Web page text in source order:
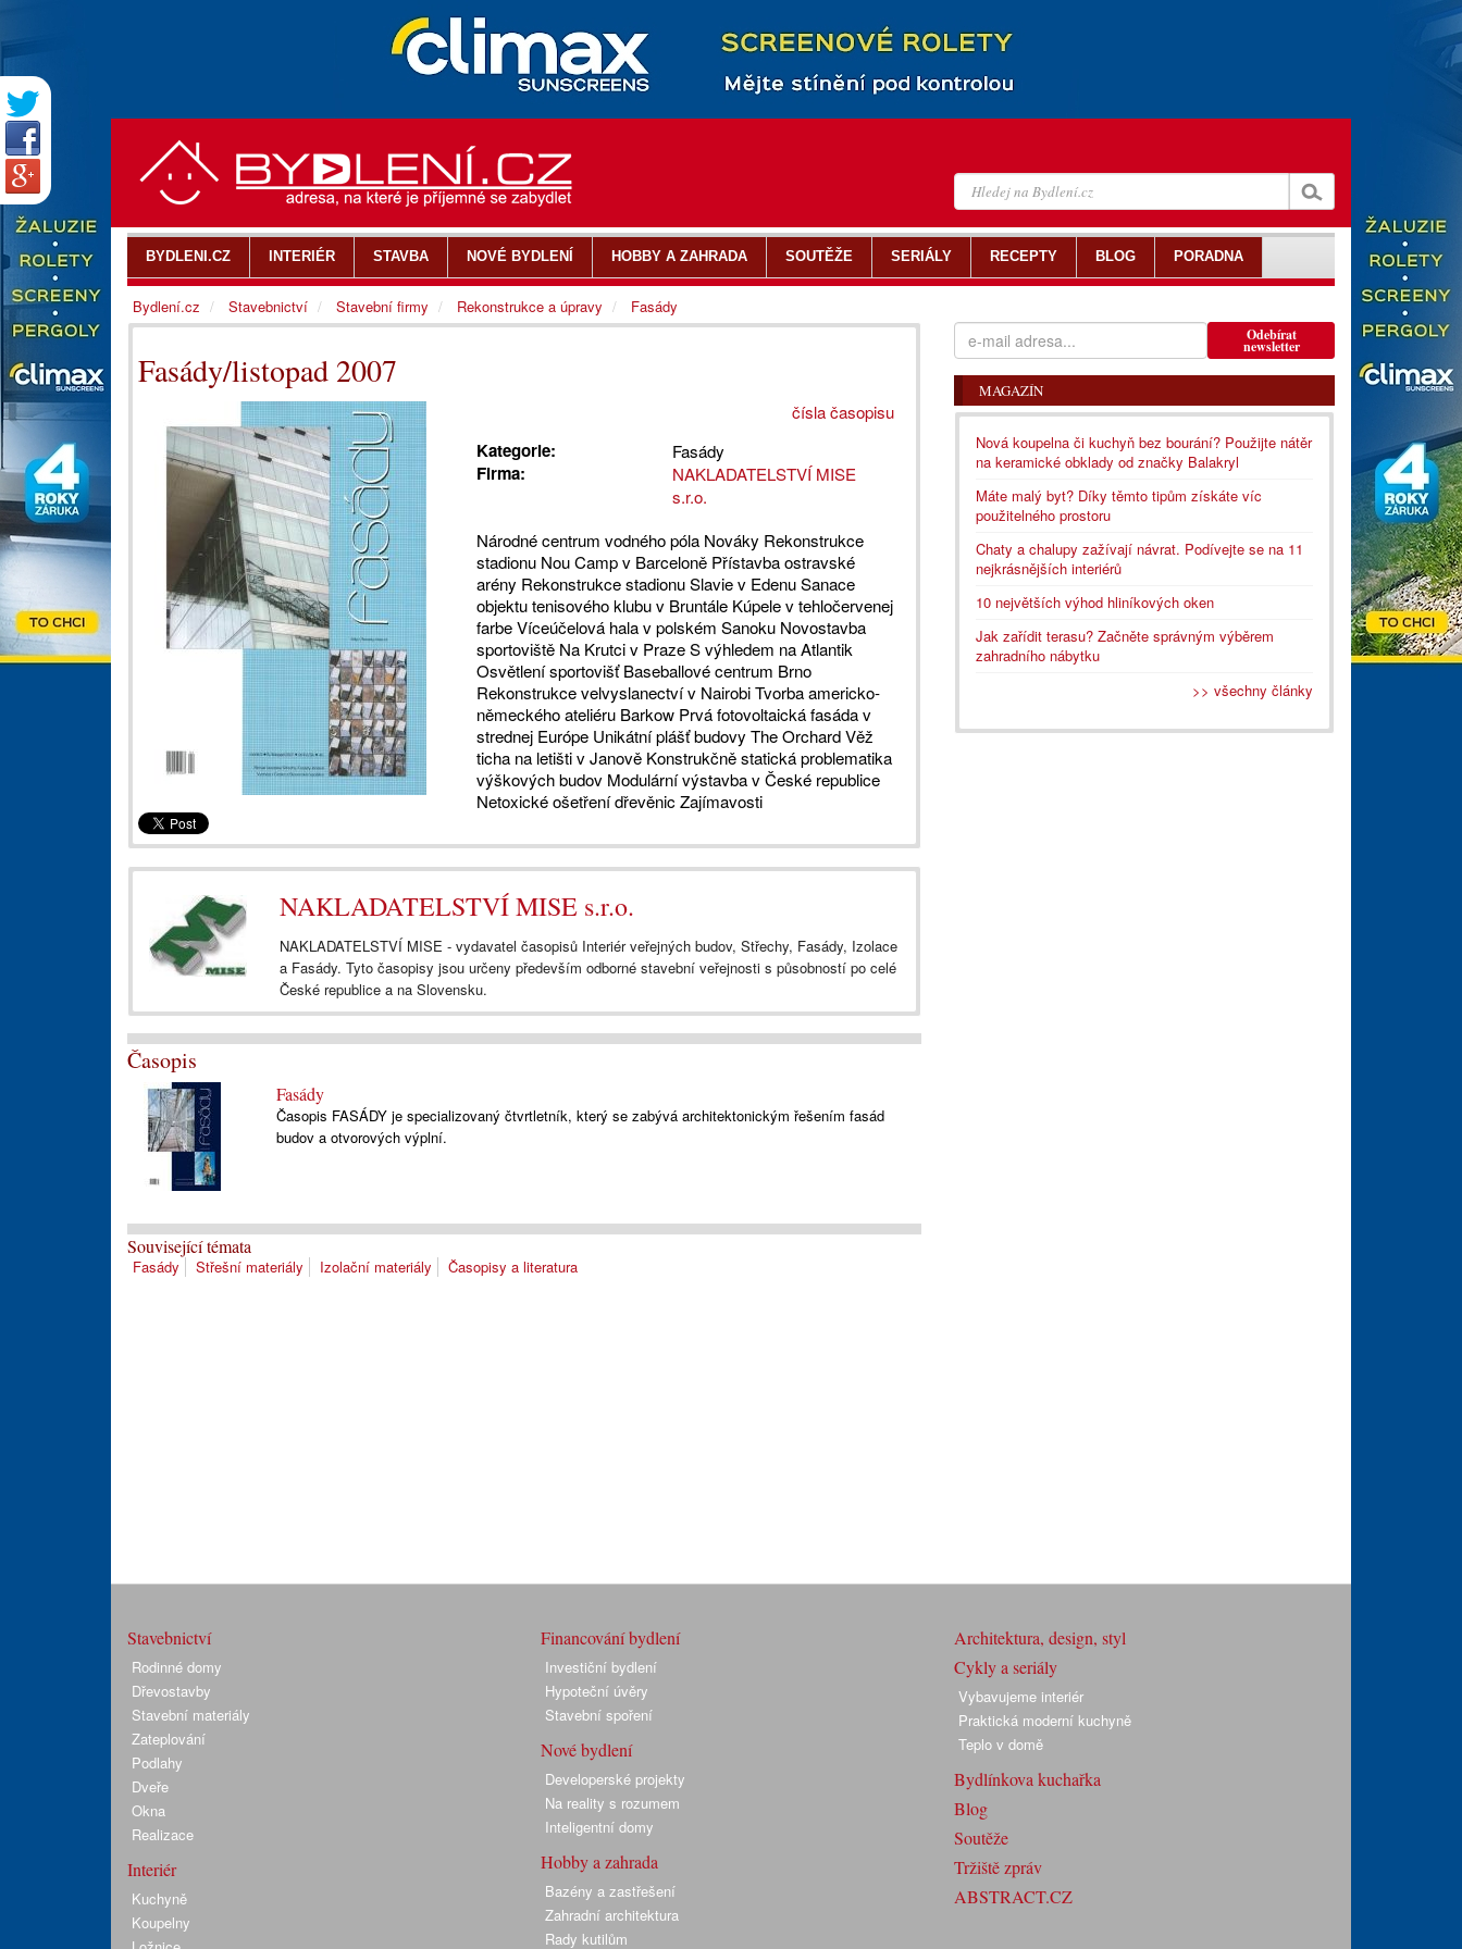
Fasády/listopad 2007
čísla časopisu
Kategorie: Fasády
Firma:
NAKLADATELSTVÍ MISE
s.r.o.
Národné centrum vodného póla Nováky Rekonstrukce
stadionu Nou Camp v Barceloně Přístavba ostravské
arény Rekonstrukce stadionu Slavie v Edenu Sanace
objektu tenisového klubu v Bruntále Kúpele v tehločervenej
farbe Víceúčelová hala v polském Sanoku Novostavba
sportoviště Na Krutci v Praze S výhledem na Atlantik
Osvětlení sportovišť Baseballové centrum Brno
Rekonstrukce velvyslanectví v Nairobi Tvorba americko-
německého ateliéru Barkow Prvá fotovoltaická fasáda v
strednej Európe Unikátní plášť budovy The Orchard Věž
ticha na letišti v Janově Konstrukčně statická problematika
výškových budov Modulární výstavba v České republice
Netoxické ošetření dřevěnic Zajímavosti
NAKLADATELSTVÍ MISE s.r.o.
NAKLADATELSTVÍ MISE - vydavatel časopisů Interiér veřejných budov, Střechy, Fasády, Izolace
a Fasády. Tyto časopisy jsou určeny především odborné stavební veřejnosti s působností po celé
České republice a na Slovensku.
Časopis
Fasády
Časopis FASÁDY je specializovaný čtvrtletník, který se zabývá architektonickým řešením fasád
budov a otvorových výplní.
Související témata
Fasády Střešní materiály Izolační materiály Časopisy a literatura
Odebírat
newsletter
MAGAZÍN
Nová koupelna či kuchyň bez bourání? Použijte nátěr
na keramické obklady od značky Balakryl
Máte malý byt? Díky těmto tipům získáte víc
použitelného prostoru
Chaty a chalupy zažívají návrat. Podívejte se na 11
nejkrásnějších interiérů
10 největších výhod hliníkových oken
Jak zařídit terasu? Začněte správným výběrem
zahradního nábytku
>> všechny články
BYDLENI.CZ INTERIÉR STAVBA NOVÉ BYDLENÍ HOBBY A ZAHRADA SOUTĚŽE SERIÁLY RECEPTY BLOG PORADNA
Bydlení.cz Stavebnictví Stavební firmy Rekonstrukce a úpravy Fasády
Stavebnictví
Rodinné domy
Dřevostavby
Stavební materiály
Zateplování
Podlahy
Dveře
Okna
Realizace
Interiér
Kuchyně
Koupelny
Financování bydlení
Investiční bydlení
Hypoteční úvěry
Stavební spoření
Nové bydlení
Developerské projekty
Na reality s rozumem
Inteligentní domy
Hobby a zahrada
Bazény a zastřešení
Zahradní architektura
Rady kutilům
Architektura, design, styl
Cykly a seriály
Vybavujeme interiér
Praktická moderní kuchyně
Teplo v domě
Bydlínkova kuchařka
Blog
Soutěže
Tržiště zpráv
ABSTRACT.CZ